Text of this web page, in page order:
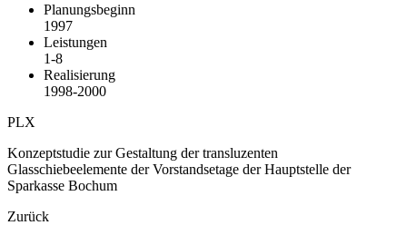
Planungsbeginn
1997
Leistungen
1-8
Realisierung
1998-2000
PLX
Konzeptstudie zur Gestaltung der transluzenten
Glasschiebeelemente der Vorstandsetage der Hauptstelle der
Sparkasse Bochum
Zurück